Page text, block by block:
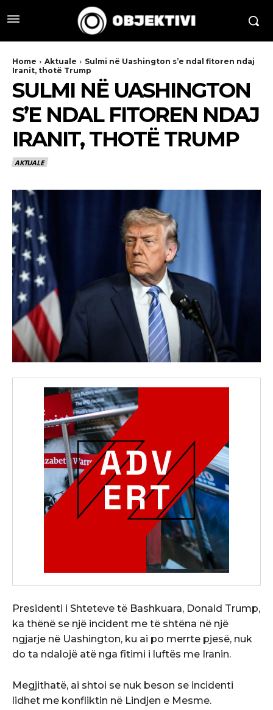
Home Aktuale
Sulmi në Uashington s’e ndal fitoren ndaj
Iranit, thotë Trump
SULMI NË UASHINGTON
S’E NDAL FITOREN NDAJ
IRANIT, THOTË TRUMP
AKTUALE
Presidenti i Shteteve të Bashkuara, Donald Trump,
ka thënë se një incident me të shtëna në një
ngjarje në Uashington, ku ai po merrte pjesë, nuk
do ta ndalojë atë nga fitimi i luftës me Iranin.
Megjithatë, ai shtoi se nuk beson se incidenti
lidhet me konfliktin në Lindjen e Mesme.